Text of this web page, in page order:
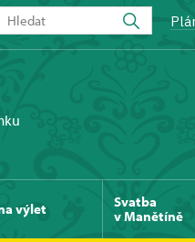
výlet
Svatba
v Manětíně